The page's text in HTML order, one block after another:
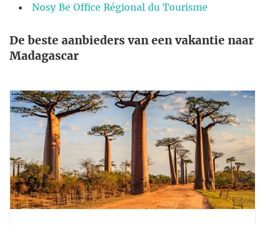
Nosy Be Office Régional du Tourisme
De beste aanbieders van een vakantie naar
Madagascar